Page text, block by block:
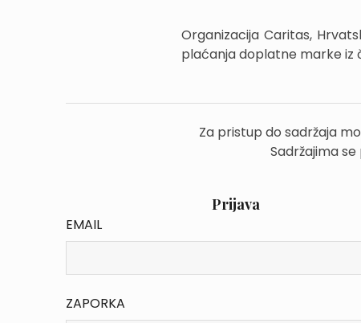
Organizacija Caritas,
plaćanja doplatne marke iz
Za pristup do sadržaja
Sadržajima
Prijava
EMAIL
ZAPORKA